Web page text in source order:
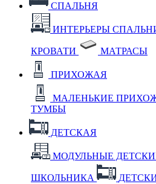
СПАЛЬНЯ
ИНТЕРЬЕРЫ
КРОВАТИ МАТРАСЫ
ПРИХОЖАЯ
МАЛЕНЬКИЕ
ТУМБЫ
ДЕТСКАЯ
МОДУЛЬНЫЕ
ШКОЛЬНИКА